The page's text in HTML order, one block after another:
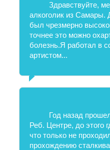
Здравствуйте,
алкоголик из Самары.
был чрезмерно
точнее это можно
болезнь.Я работал в
артистом...
Год назад
Реб. Центре, до этого
что только не
прохождению